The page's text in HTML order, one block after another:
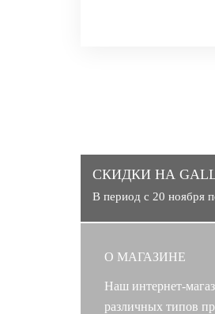
СКИДКИ НА
В период с 20 ноября
О МАГАЗИНЕ
Наш интернет-
различных типов